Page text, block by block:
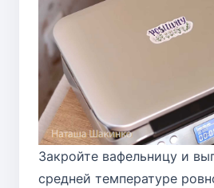
Закройте вафельницу и
средней температуре